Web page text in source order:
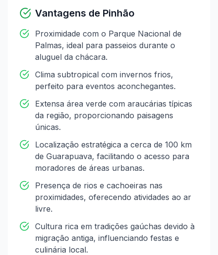
Vantagens de Pinhão
Proximidade com o Parque Nacional de
Palmas, ideal para passeios durante o
aluguel da chácara.
Clima subtropical com invernos frios,
perfeito para eventos aconchegantes.
Extensa área verde com araucárias típicas
da região, proporcionando paisagens
únicas.
Localização estratégica a cerca de 100 km
de Guarapuava, facilitando o acesso para
moradores de áreas urbanas.
Presença de rios e cachoeiras nas
proximidades, oferecendo atividades ao ar
livre.
Cultura rica em tradições gaúchas devido à
migração antiga, influenciando festas e
culinária local.